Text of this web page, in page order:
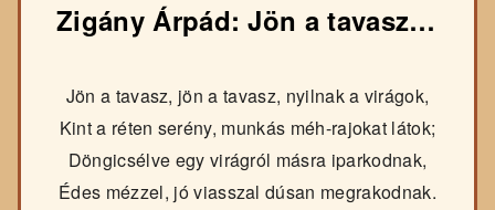
Zigány Árpád: Jön a tavasz…
Jön a tavasz, jön a tavasz, nyilnak a virágok,
Kint a réten serény, munkás méh-rajokat látok;
Döngicsélve egy virágról másra iparkodnak,
Édes mézzel, jó viasszal dúsan megrakodnak.